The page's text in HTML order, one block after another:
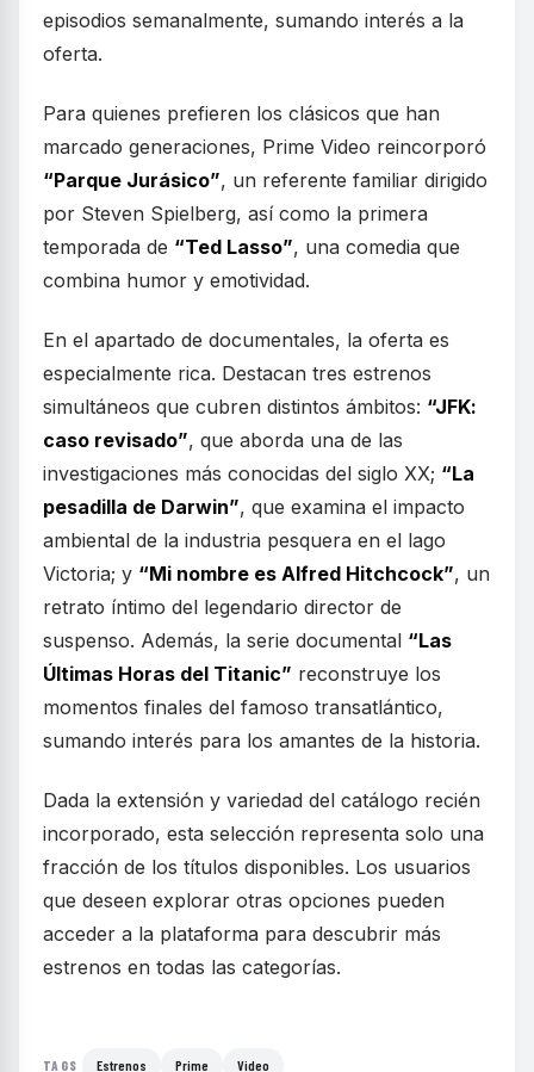
episodios semanalmente, sumando interés a la
oferta.
Para quienes prefieren los clásicos que han
marcado generaciones, Prime Video reincorporó
“Parque Jurásico”, un referente familiar dirigido
por Steven Spielberg, así como la primera
temporada de “Ted Lasso”, una comedia que
combina humor y emotividad.
En el apartado de documentales, la oferta es
especialmente rica. Destacan tres estrenos
simultáneos que cubren distintos ámbitos: “JFK:
caso revisado”, que aborda una de las
investigaciones más conocidas del siglo XX; “La
pesadilla de Darwin”, que examina el impacto
ambiental de la industria pesquera en el lago
Victoria; y “Mi nombre es Alfred Hitchcock”, un
retrato íntimo del legendario director de
suspenso. Además, la serie documental “Las
Últimas Horas del Titanic” reconstruye los
momentos finales del famoso transatlántico,
sumando interés para los amantes de la historia.
Dada la extensión y variedad del catálogo recién
incorporado, esta selección representa solo una
fracción de los títulos disponibles. Los usuarios
que deseen explorar otras opciones pueden
acceder a la plataforma para descubrir más
estrenos en todas las categorías.
TAGS Estrenos Prime Video